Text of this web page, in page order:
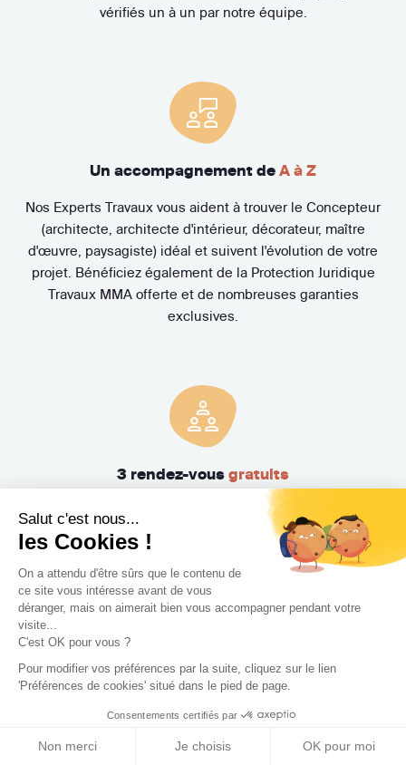
Salut c'est nous...
les Cookies !
On a attendu d'être sûrs que le contenu de
ce site vous intéresse avant de vous
déranger, mais on aimerait bien vous accompagner pendant votre
visite...
C'est OK pour vous ?
Pour modifier vos préférences par la suite, cliquez sur le lien
'Préférences de cookies' situé dans le pied de page.
Consentements certifiés par
Non merci Je choisis OK pour moi
vérifiés un à un par notre équipe.
Un accompagnement de A à Z
Nos Experts Travaux vous aident à trouver le Concepteur
(architecte, architecte d'intérieur, décorateur, maître
d'œuvre, paysagiste) idéal et suivent l'évolution de votre
projet. Bénéficiez également de la Protection Juridique
Travaux MMA offerte et de nombreuses garanties
exclusives.
3 rendez-vous gratuits
Pas de mauvaise surprise. Rencontrez gratuitement et sans
engagement trois Concepteurs et recevez en quelques
jours leur proposition d'accompagnement.
Trouvez le professionnel